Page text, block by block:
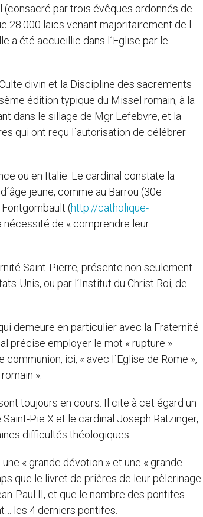
par trois évêques ordonnés de
laïcs venant majoritairement de l
a été accueillie dans l´Eglise par le
divin et la Discipline des sacrements
édition typique du Missel romain, à la
dans le sillage de Mgr Lefebvre, et la
qui ont reçu l´autorisation de célébrer
ou en Italie. Le cardinal constate la
jeune, comme au Barrou (30e
(http://catholique-
nécessité de « comprendre leur
Saint-Pierre, présente non seulement
Unis, ou par l´Institut du Christ Roi, de
demeure en particulier avec la Fraternité
précise employer le mot « rupture »
ici, « avec l´Eglise de Rome »,
».
toujours en cours. Il cite à cet égard un
Pie X et le cardinal Joseph Ratzinger,
difficultés théologiques.
« grande dévotion » et une « grande
que le livret de prières de leur pèlerinage
Paul II, et que le nombre des pontifes
les 4 derniers pontifes.